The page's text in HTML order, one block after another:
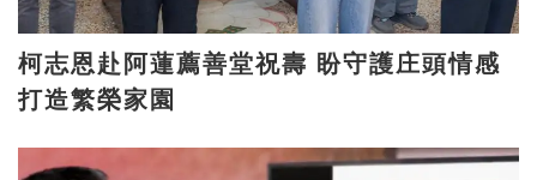
柯志恩赴阿蓮薦善堂祝壽 盼守護庄頭情感
打造繁榮家園